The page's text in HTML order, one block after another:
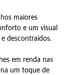
maiores
e um visual
descontraídos.
em renda nas
um toque de